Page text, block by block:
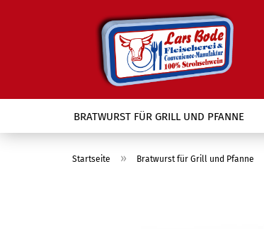
BRATWURST FÜR GRILL UND PFANNE
Startseite » Bratwurst für Grill und Pfanne